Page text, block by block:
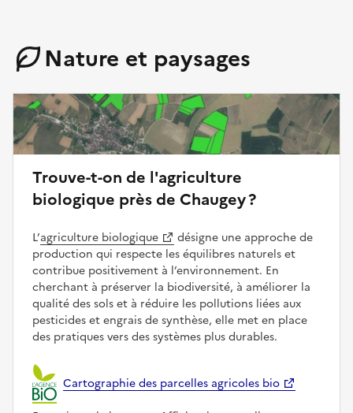
Nature et paysages
Trouve-t-on de l'agriculture
biologique près de Chaugey ?
L’agriculture biologique
désigne une approche de
production qui respecte les équilibres naturels et
contribue positivement à l’environnement. En
cherchant à préserver la biodiversité, à améliorer la
qualité des sols et à réduire les pollutions liées aux
pesticides et engrais de synthèse, elle met en place
des pratiques vers des systèmes plus durables.
Cartographie des parcelles agricoles bio